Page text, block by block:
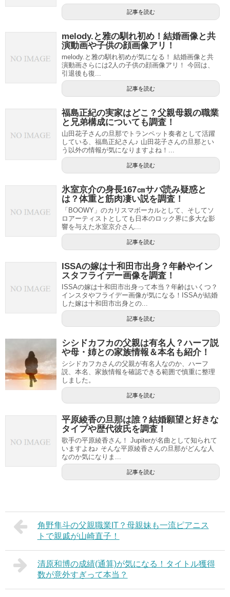
記事を読む
melody.と雅の馴れ初め！結婚画像と共
演動画や子供の顔画像アリ！
melody.と雅の馴れ初めが気になる！ 結婚画像と共
演動画さらには2人の子供の顔画像アリ！ 今回は、
引退後も復...
記事を読む
福島正紀の実家はどこ？父親母親の職業
と兄弟構成についても調査！
山田花子さんの旦那でトランペット奏者として活躍
している、福島正紀さん♪ 山田花子さんの旦那とい
う以外の情報が気になりますよね！...
記事を読む
氷室京介の身長167㎝サバ読み疑惑と
は？体重と筋肉凄い説を調査！
「BOOWY」のカリスマボーカルとして、そしてソ
ロアーティストとしても日本のロック界に多大な影
響を与えた氷室京介さん...
記事を読む
ISSAの嫁は十和田市出身？年齢やイン
スタフライデー画像を調査！
ISSAの嫁は十和田市出身って本当？年齢はいくつ？
インスタやフライデー画像が気になる！ISSAが結婚
した嫁は十和田市出身との...
記事を読む
シシドカフカの父親は有名人？ハーフ説
や母・姉との家族情報＆本名も紹介！
シシドカフカさんの父親が有名人なのか、ハーフ
説、本名、家族情報を確認できる範囲で慎重に整理
しました。
記事を読む
平原綾香の旦那は誰？結婚願望と好きな
タイプや歴代彼氏を調査！
歌手の平原綾香さん！ Jupiterが名曲として知られて
いますよね♪ そんな平原綾香さんの旦那がどんな人
なのか気になりま...
記事を読む
角野隼斗の父親職業IT？母親妹も一流ピアニス
トで親戚が山崎直子！
清原和博の成績(通算)が気になる！タイトル獲得
数が意外すぎって本当？